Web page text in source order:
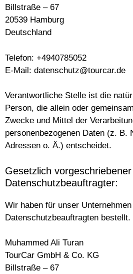
Billstraße – 67
20539 Hamburg
Deutschland
Telefon: +4940785052
E-Mail: datenschutz@tourcar.de
Verantwortliche Stelle ist die
Person, die allein oder
Zwecke und Mittel der
personenbezogenen Daten (z. B.
Adressen o. Ä.) entscheidet.
Gesetzlich vorgeschriebener
Datenschutzbeauftragter:
Wir haben für unser
Datenschutzbeauftragten bestellt.
Muhammed Ali Turan
TourCar GmbH & Co. KG
Billstraße – 67